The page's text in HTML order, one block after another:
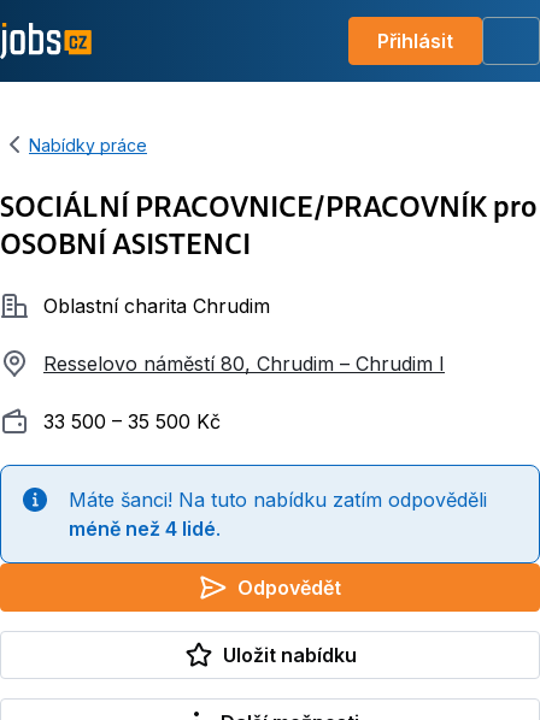
Přihlásit
Nabídky práce
SOCIÁLNÍ PRACOVNICE/PRACOVNÍK pro
OSOBNÍ ASISTENCI
SpolečnostOblastní charita Chrudim
Resselovo náměstí 80, Chrudim – Chrudim I
Plat 33 500 ‍–‍ 35 500 Kč
Máte šanci! Na tuto nabídku zatím odpověděli
méně než 4 lidé.
Odpovědět
Uložit nabídku